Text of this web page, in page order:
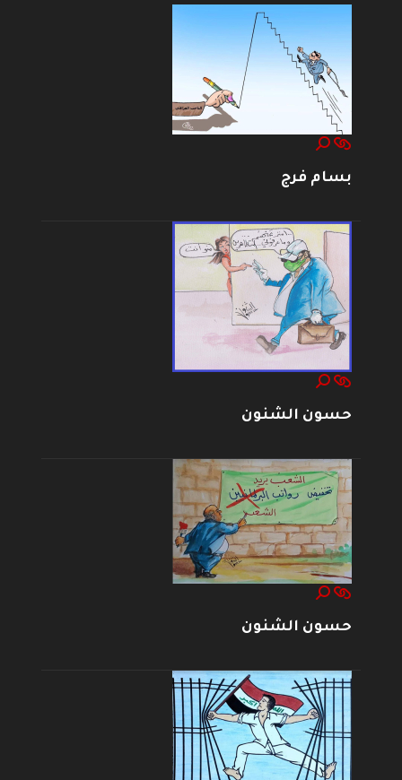
بسام فرج
حسون الشنون
حسون الشنون